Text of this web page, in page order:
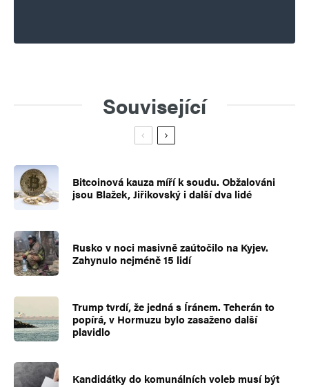
Související
Bitcoinová kauza míří k soudu. Obžalováni
jsou Blažek, Jiřikovský i další dva lidé
Rusko v noci masivně zaútočilo na Kyjev.
Zahynulo nejméně 15 lidí
Trump tvrdí, že jedná s Íránem. Teherán to
popírá, v Hormuzu bylo zasaženo další
plavidlo
Kandidátky do komunálních voleb musí být